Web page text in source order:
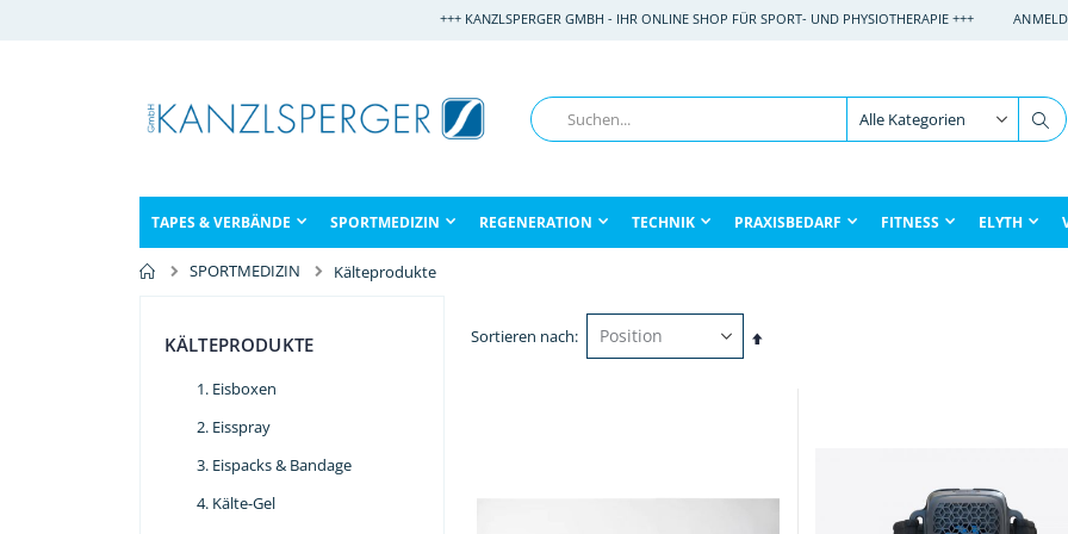
+++ KANZLSPERGER GMBH - IHR ONLINE SHOP FÜR SPORT- UND PHYSIOTHERAPIE +++
Suche
TAPES & VERBÄNDE SPORTMEDIZIN REGENERATION TECHNIK PRAXISBEDARF FITNESS ELYTH
SPORTMEDIZIN Kälteprodukte
Sortieren nach
In
KÄLTEPRODUKTE
Eisboxen
Eisspray
Eispacks & Bandage
Kälte-Gel